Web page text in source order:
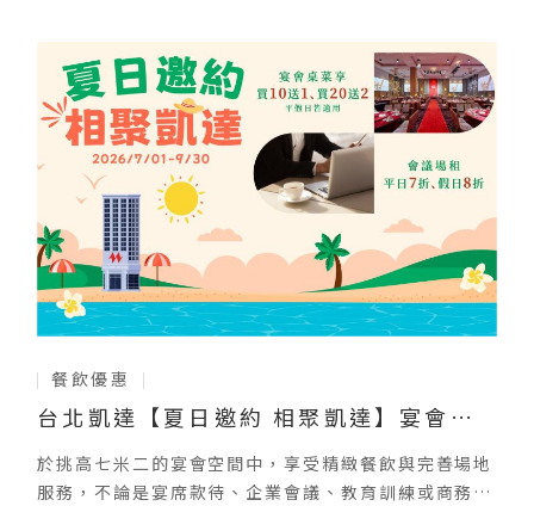
餐飲優惠
台北凱達【夏日邀約 相聚凱達】宴會桌
菜買十送一
於挑高七米二的宴會空間中，享受精緻餐飲與完善場地
服務，不論是宴席款待、企業會議、教育訓練或商務交